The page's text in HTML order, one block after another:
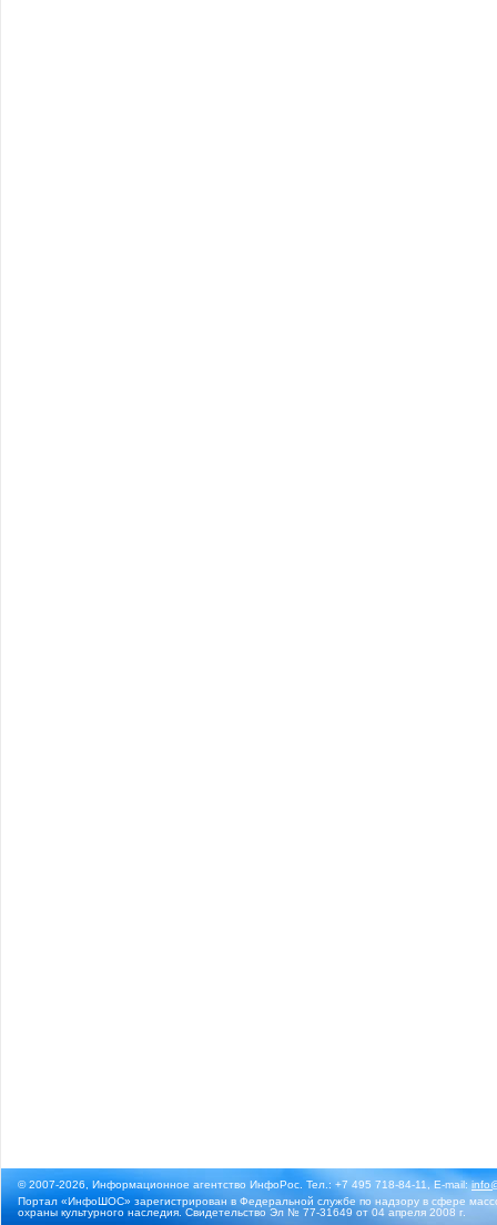
© 2007-2026, Информационное агентство ИнфоРос. Тел.: +7 495 718-84-11, E-mail:
Портал «ИнфоШОС» зарегистрирован в Федеральной службе по надзору в сфере
охраны культурного наследия. Свидетельство Эл № 77-31649 от 04 апреля 2008 г.